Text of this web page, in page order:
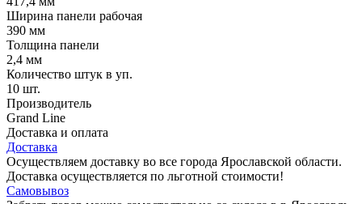
Ширина панели рабочая
390 мм
Толщина панели
2,4 мм
Количество штук в уп.
10 шт.
Производитель
Grand Line
Доставка и оплата
Доставка
Осуществляем доставку во все города Ярославской области.
Доставка осуществляется по льготной стоимости!
Самовывоз